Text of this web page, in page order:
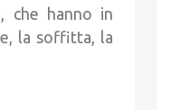
che hanno in
la soffitta, la